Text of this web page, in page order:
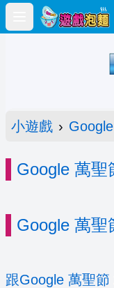
Open main
小遊戲 ›
Google 萬聖
Google 萬聖
跟Google 萬聖